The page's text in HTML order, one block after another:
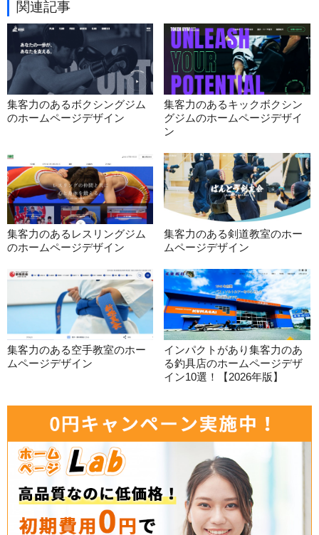
関連記事
集客力のあるボクシングジム
のホームページデザイン
集客力のあるキックボクシン
グジムのホームページデザイ
ン
集客力のあるレスリングジム
のホームページデザイン
集客力のある剣道教室のホー
ムページデザイン
集客力のある空手教室のホー
ムページデザイン
インパクトがあり集客力のあ
る釣具店のホームページデザ
イン10選！【2026年版】